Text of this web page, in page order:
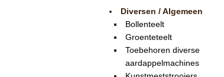
Diversen / Algemeen
Bollenteelt
Groenteteelt
Toebehoren diverse
aardappelmachines